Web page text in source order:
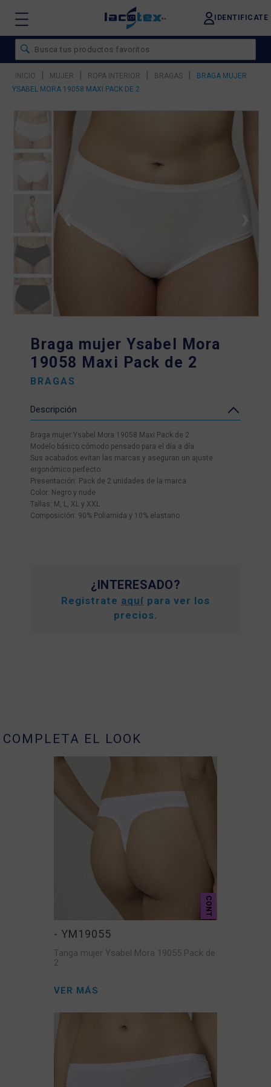
IDENTIFICATE
INICIO | MUJER | ROPA INTERIOR | BRAGAS |
BRAGA MUJER
YSABEL MORA 19058 MAXI PACK DE 2
❮ ❯
Braga mujer Ysabel Mora
19058 Maxi Pack de 2
BRAGAS
Descripción
Braga mujer Ysabel Mora 19058 Maxi Pack de 2
Modelo básico cómodo pensado para el día a día.
Sus acabados evitan las marcas y aseguran un ajuste
ergonómico perfecto.
Presentación: Pack de 2 unidades de la marca
Color: Negro y nude
Tallas: M, L, XL y XXL
Composición: 90% Poliamida y 10% elastano
¿INTERESADO?
Registrate aquí para ver los
precios.
COMPLETA EL LOOK
CONT
- YM19055
Tanga mujer Ysabel Mora 19055 Pack de
2
VER MÁS